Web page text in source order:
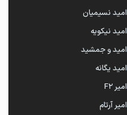
امید نسیمیان
امید نیکویه
امید و جمشید
امید یگانه
امیر F2
امیر آرتام